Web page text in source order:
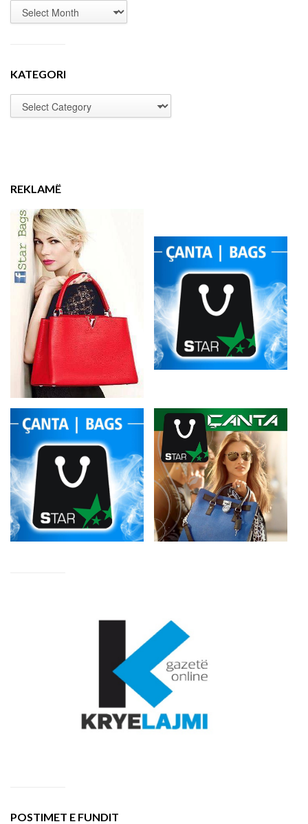
KATEGORI
REKLAMË
POSTIMET E FUNDIT